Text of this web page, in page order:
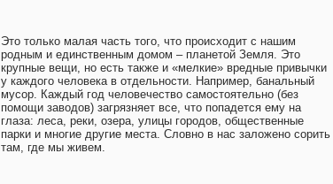
Это только малая часть того, что происходит с нашим
родным и единственным домом – планетой Земля. Это
крупные вещи, но есть также и «мелкие» вредные привычки
у каждого человека в отдельности. Например, банальный
мусор. Каждый год человечество самостоятельно (без
помощи заводов) загрязняет все, что попадется ему на
глаза: леса, реки, озера, улицы городов, общественные
парки и многие другие места. Словно в нас заложено сорить
там, где мы живем.